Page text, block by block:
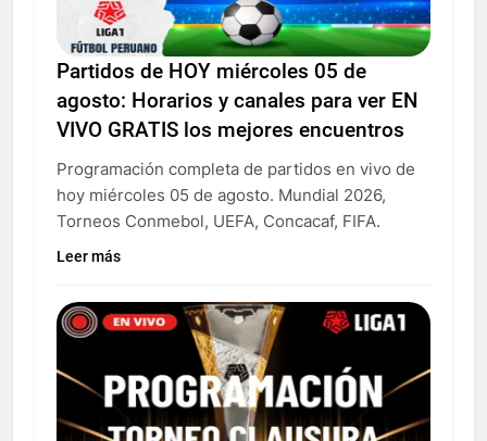
Partidos de HOY miércoles 05 de
agosto: Horarios y canales para ver EN
VIVO GRATIS los mejores encuentros
Programación completa de partidos en vivo de
hoy miércoles 05 de agosto. Mundial 2026,
Torneos Conmebol, UEFA, Concacaf, FIFA.
Leer más